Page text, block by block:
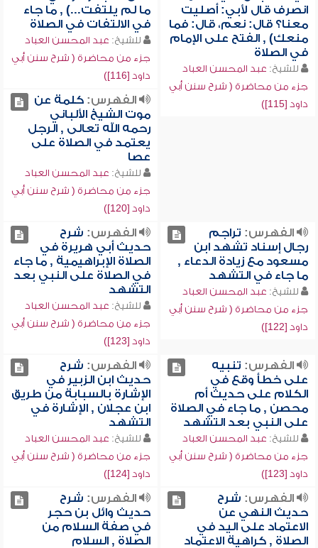
انصرف قال لأبي: أصليت
معنا؟ قال: نعم، قال: فما
منعك) , الفتح على الإمام
في الصلاة
للشيخ: عبد المحسن العباد
جزء من محاضرة ( شرح سنن أبي
داود [115])
ما لم يلتفت...) , ما جاء
في الالتفات في الصلاة
للشيخ: عبد المحسن العباد
جزء من محاضرة ( شرح سنن أبي
داود [116])
الفهرس:كلمة عن
موت الشيخ الألباني
رحمه الله تعالى , الرجل
يعتمد في الصلاة على
عصا
للشيخ: عبد المحسن العباد
جزء من محاضرة ( شرح سنن أبي
داود [120])
الفهرس: تراجم
رجال إسناد تشهد ابن
مسعود مع زيادة الدعاء ,
ما جاء في التشهد
للشيخ: عبد المحسن العباد
جزء من محاضرة ( شرح سنن أبي
داود [122])
الفهرس: شرح
حديث أبي هريرة في
الصلاة الإبراهيمية , ما جاء
في الصلاة على النبي بعد
التشهد
للشيخ: عبد المحسن العباد
جزء من محاضرة ( شرح سنن أبي
داود [123])
الفهرس: تنبيه
على خطأ وقع في
الكلام على حديث أم
محصن , ما جاء في الصلاة
على النبي بعد التشهد
للشيخ: عبد المحسن العباد
جزء من محاضرة ( شرح سنن أبي
داود [123])
الفهرس: شرح
حديث ابن الزبير في
الإشارة بالسبابة من طريق
ابن عجلان , الإشارة في
التشهد
للشيخ: عبد المحسن العباد
جزء من محاضرة ( شرح سنن أبي
داود [124])
الفهرس: شرح
حديث النهي عن
الاعتماد على اليد في
الصلاة , كراهية الاعتماد
الفهرس: شرح
حديث وائل بن حجر
في صفة السلام من
الصلاة , السلام